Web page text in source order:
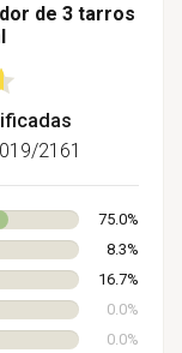
de 3 tarros
2161
75.0%
8.3%
16.7%
0.0%
0.0%